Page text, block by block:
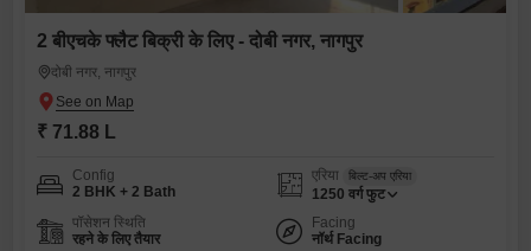
2 बीएचके फ्लैट बिक्री के लिए - दोबी नगर, नागपुर
दोबी नगर, नागपुर
₹ 71.88 L
Config
2 BHK + 2 Bath
एरिया बिल्ट-अप एरिया
1250 वर्ग फुट
पॉसेशन स्थिति
रहने के लिए तैयार
Facing
नॉर्थ Facing